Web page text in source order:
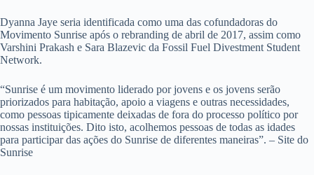
Dyanna Jaye seria identificada como uma das cofundadoras do
Movimento Sunrise após o rebranding de abril de 2017, assim como
Varshini Prakash e Sara Blazevic da Fossil Fuel Divestment Student
Network.
“Sunrise é um movimento liderado por jovens e os jovens serão
priorizados para habitação, apoio a viagens e outras necessidades,
como pessoas tipicamente deixadas de fora do processo político por
nossas instituições. Dito isto, acolhemos pessoas de todas as idades
para participar das ações do Sunrise de diferentes maneiras”. – Site do
Sunrise